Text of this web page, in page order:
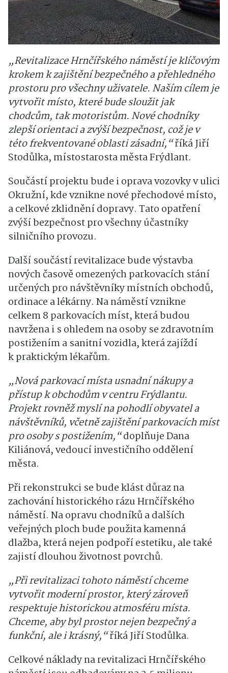
„Revitalizace Hrnčířského náměstí je klíčovým
krokem k zajištění bezpečného a přehledného
prostoru pro všechny uživatele. Naším cílem je
vytvořit místo, které bude sloužit jak
chodcům, tak motoristům. Nové chodníky
zlepší orientaci a zvýší bezpečnost, což je v
této frekventované oblasti zásadní,“říká Jiří
Stodůlka, místostarosta města Frýdlant.
Součástí projektu bude i oprava vozovky v ulici
Okružní, kde vznikne nové přechodové místo,
a celkové zklidnění dopravy. Tato opatření
zvýší bezpečnost pro všechny účastníky
silničního provozu.
Další součástí revitalizace bude výstavba
nových časově omezených parkovacích stání
určených pro návštěvníky místních obchodů,
ordinace a lékárny. Na náměstí vznikne
celkem 8 parkovacích míst, která budou
navržena i s ohledem na osoby se zdravotním
postižením a sanitní vozidla, která zajíždí
k praktickým lékařům.
„Nová parkovací místa usnadní nákupy a
přístup k obchodům v centru Frýdlantu.
Projekt rovněž myslí na pohodlí obyvatel a
návštěvníků, včetně zajištění parkovacích míst
pro osoby s postižením,“doplňuje Dana
Kiliánová, vedoucí investičního oddělení
města.
Při rekonstrukci se bude klást důraz na
zachování historického rázu Hrnčířského
náměstí. Na opravu chodníků a dalších
veřejných ploch bude použita kamenná
dlažba, která nejen podpoří estetiku, ale také
zajistí dlouhou životnost povrchů.
„Při revitalizaci tohoto náměstí chceme
vytvořit moderní prostor, který zároveň
respektuje historickou atmosféru místa.
Chceme, aby byl prostor nejen bezpečný a
funkční, ale i krásný,“říká Jiří Stodůlka.
Celkové náklady na revitalizaci Hrnčířského